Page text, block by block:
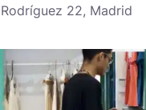
22, Madrid